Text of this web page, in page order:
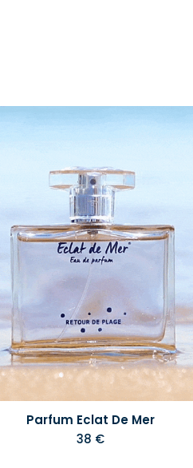
Parfum Eclat De Mer
38 €